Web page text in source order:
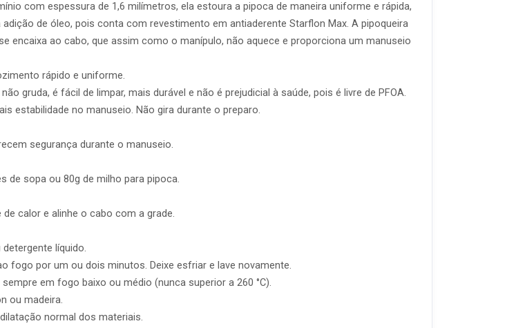
11x R$ 14,11 sem juros
R$ 12,93 sem juros
com espessura de 1,6 milímetros, ela estoura a pipoca de maneira uniforme e rápida,
de óleo, pois conta com revestimento em antiaderente Starflon Max. A pipoqueira
encaixa ao cabo, que assim como o manípulo, não aquece e proporciona um manuseio
rápido e uniforme.
gruda, é fácil de limpar, mais durável e não é prejudicial à saúde, pois é livre de PFOA.
estabilidade no manuseio. Não gira durante o preparo.
segurança durante o manuseio.
de sopa ou 80g de milho para pipoca.
calor e alinhe o cabo com a grade.
líquido.
fogo por um ou dois minutos. Deixe esfriar e lave novamente.
em fogo baixo ou médio (nunca superior a 260 °C).
ou madeira.
normal dos materiais.